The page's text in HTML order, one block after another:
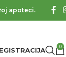
apoteci.
0